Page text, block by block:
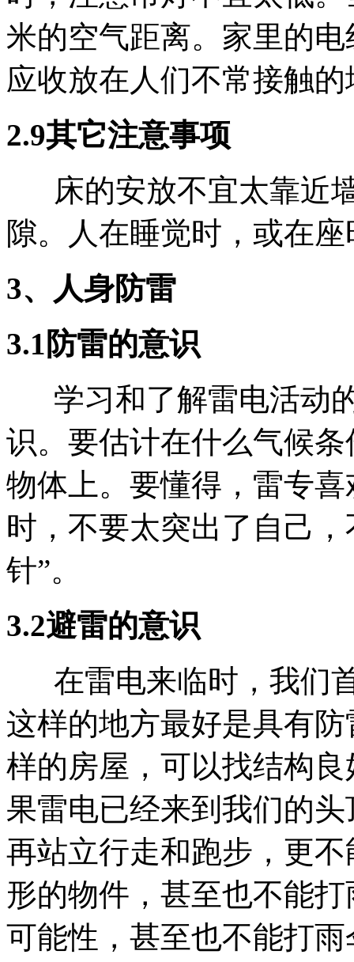
米的空气距离。家里的
应收放在人们不常接触
2.9其它注意事项
床的安放不宜太靠近
隙。人在睡觉时，或在
3、人身防雷
3.1防雷的意识
学习和了解雷电活动
识。要估计在什么气候
物体上。要懂得，雷专
时，不要太突出了自己
针”。
3.2避雷的意识
在雷电来临时，我们
这样的地方最好是具有
样的房屋，可以找结构
果雷电已经来到我们的
再站立行走和跑步，更
形的物件，甚至也不能
可能性，甚至也不能打